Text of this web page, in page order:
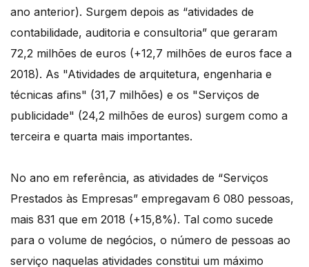
ano anterior). Surgem depois as “atividades de
contabilidade, auditoria e consultoria” que geraram
72,2 milhões de euros (+12,7 milhões de euros face a
2018). As "Atividades de arquitetura, engenharia e
técnicas afins" (31,7 milhões) e os "Serviços de
publicidade" (24,2 milhões de euros) surgem como a
terceira e quarta mais importantes.
No ano em referência, as atividades de “Serviços
Prestados às Empresas” empregavam 6 080 pessoas,
mais 831 que em 2018 (+15,8%). Tal como sucede
para o volume de negócios, o número de pessoas ao
serviço naquelas atividades constitui um máximo